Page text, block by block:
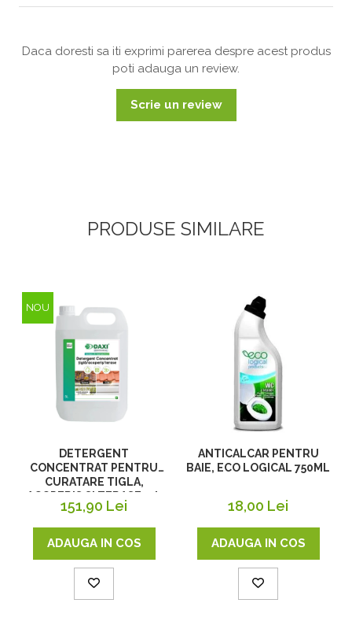
Daca doresti sa iti exprimi parerea despre acest produs
poti adauga un review.
Scrie un review
PRODUSE SIMILARE
NOU
DETERGENT
CONCENTRAT PENTRU
CURATARE TIGLA,
ACOPERIS SI TERASE, 5 L
151,90 Lei
ADAUGA IN COS
ANTICALCAR PENTRU
BAIE, ECO LOGICAL 750ML
18,00 Lei
ADAUGA IN COS